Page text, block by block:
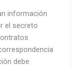
información
el secreto
debe